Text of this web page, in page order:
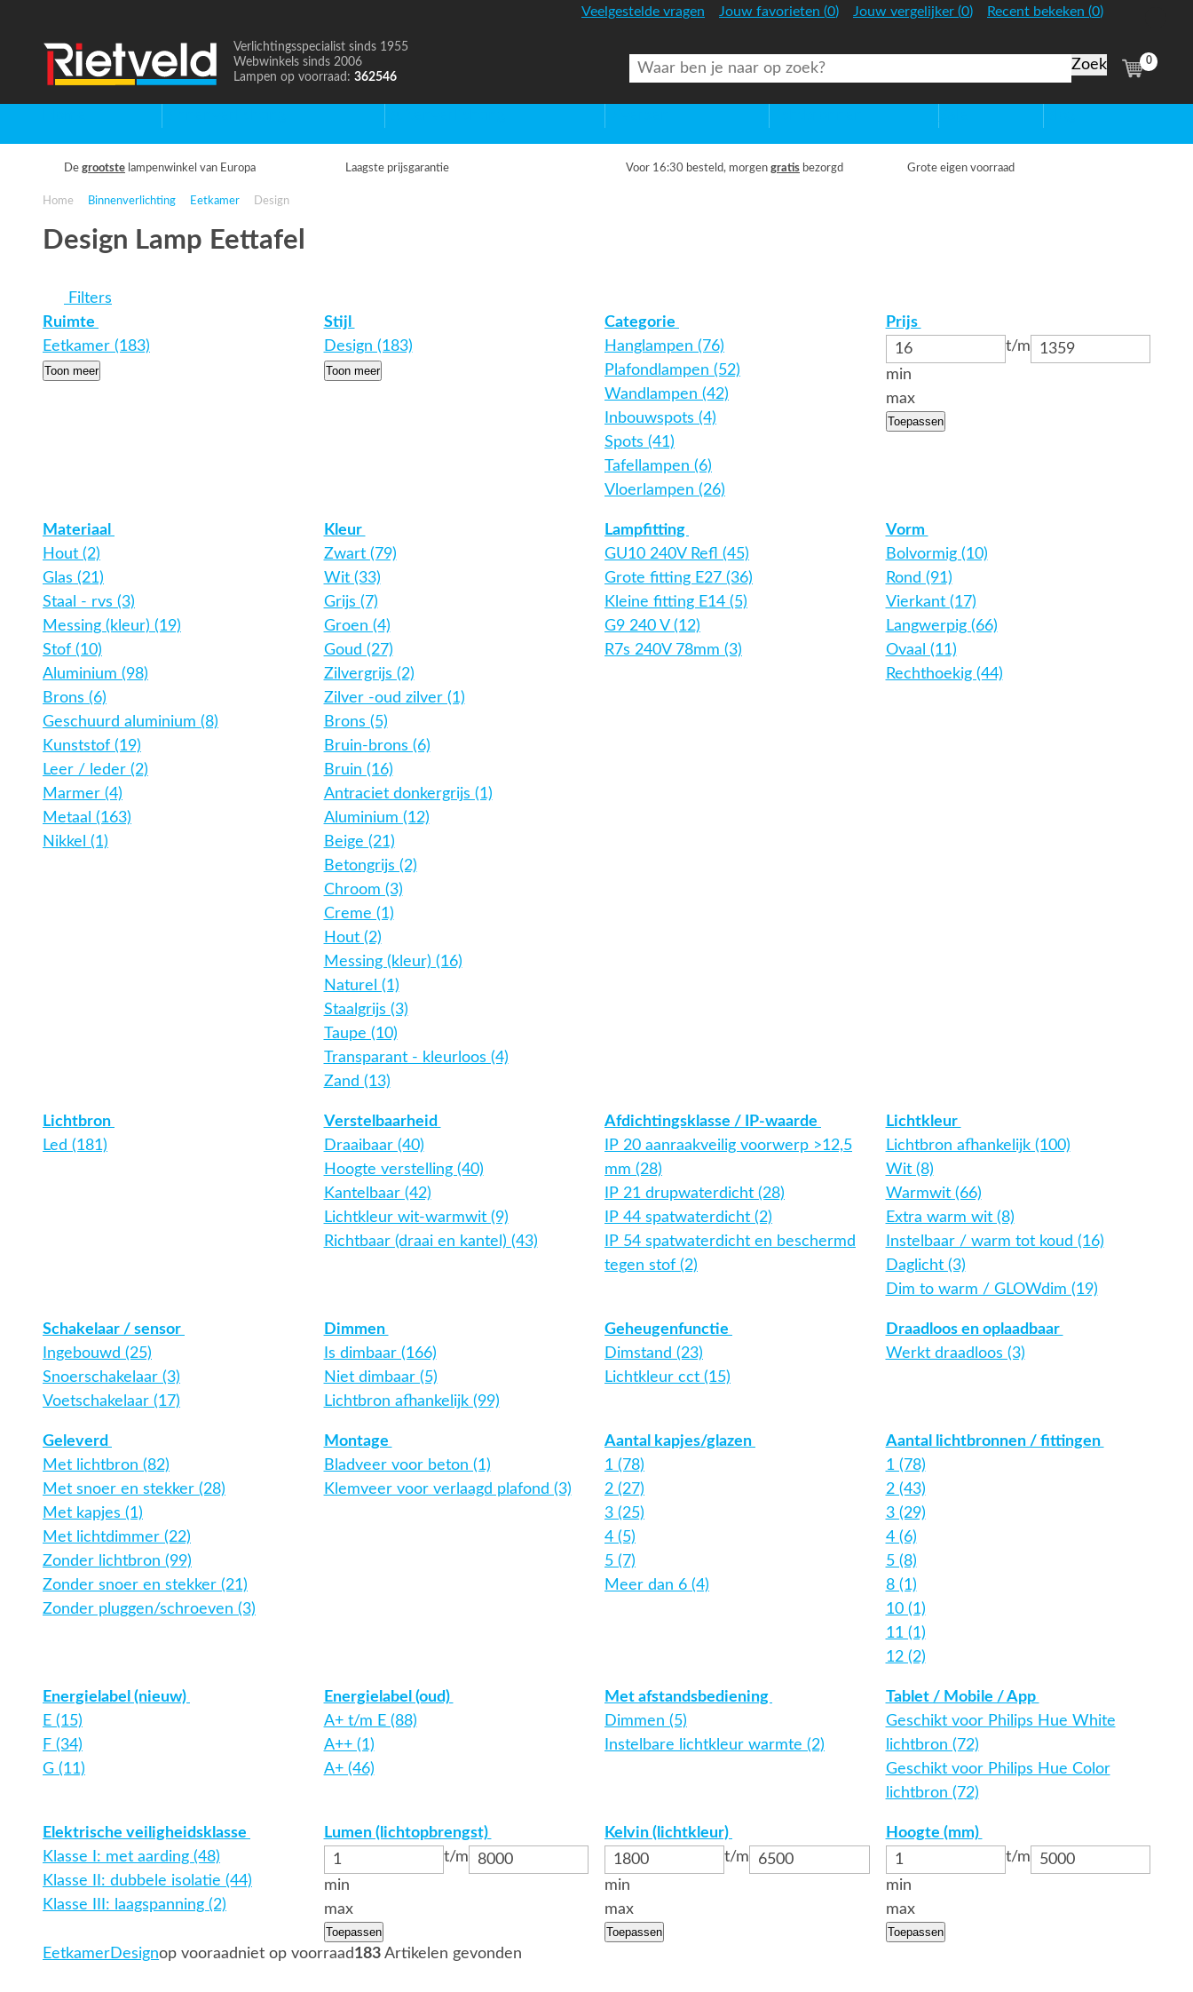
Veelgestelde vragen Jouw favorieten (0) Jouw vergelijker: (0) Recent bekeken (0)
Nederland
Naar
de
Verlichtingsspecialist sinds 1955
Webwinkels sinds 2006
Lampen op voorraad: 362546
(
0
items)
De grootste lampenwinkel van Europa Laagste prijsgarantie Voor 16:30 besteld, morgen gratis bezorgd Grote eigen voorraad
Home Binnenverlichting Eetkamer Design
Design Lamp Eettafel
Filters
Ruimte
Eetkamer (183)
Toon meer
Stijl
Design (183)
Toon meer
Categorie
Hanglampen (76)
Plafondlampen (52)
Wandlampen (42)
Inbouwspots (4)
Spots (41)
Tafellampen (6)
Vloerlampen (26)
Prijs
t/m
min
max
Toepassen
Materiaal
Hout (2)
Glas (21)
Staal - rvs (3)
Messing (kleur) (19)
Stof (10)
Aluminium (98)
Brons (6)
Geschuurd aluminium (8)
Kunststof (19)
Leer / leder (2)
Marmer (4)
Metaal (163)
Nikkel (1)
Kleur
Zwart (79)
Wit (33)
Grijs (7)
Groen (4)
Goud (27)
Zilvergrijs (2)
Zilver -oud zilver (1)
Brons (5)
Bruin-brons (6)
Bruin (16)
Antraciet donkergrijs (1)
Aluminium (12)
Beige (21)
Betongrijs (2)
Chroom (3)
Creme (1)
Hout (2)
Messing (kleur) (16)
Naturel (1)
Staalgrijs (3)
Taupe (10)
Transparant - kleurloos (4)
Zand (13)
Lampfitting
GU10 240V Refl (45)
Grote fitting E27 (36)
Kleine fitting E14 (5)
G9 240 V (12)
R7s 240V 78mm (3)
Vorm
Bolvormig (10)
Rond (91)
Vierkant (17)
Langwerpig (66)
Ovaal (11)
Rechthoekig (44)
Lichtbron
Led (181)
Verstelbaarheid
Draaibaar (40)
Hoogte verstelling (40)
Kantelbaar (42)
Lichtkleur wit-warmwit (9)
Richtbaar (draai en kantel) (43)
Afdichtingsklasse / IP-waarde
IP 20 aanraakveilig voorwerp >12,5
mm (28)
IP 21 drupwaterdicht (28)
IP 44 spatwaterdicht (2)
IP 54 spatwaterdicht en beschermd
tegen stof (2)
Lichtkleur
Lichtbron afhankelijk (100)
Wit (8)
Warmwit (66)
Extra warm wit (8)
Instelbaar / warm tot koud (16)
Daglicht (3)
Dim to warm / GLOWdim (19)
Schakelaar / sensor
Ingebouwd (25)
Snoerschakelaar (3)
Voetschakelaar (17)
Dimmen
Is dimbaar (166)
Niet dimbaar (5)
Lichtbron afhankelijk (99)
Geheugenfunctie
Dimstand (23)
Lichtkleur cct (15)
Draadloos en oplaadbaar
Werkt draadloos (3)
Geleverd
Met lichtbron (82)
Met snoer en stekker (28)
Met kapjes (1)
Met lichtdimmer (22)
Zonder lichtbron (99)
Zonder snoer en stekker (21)
Zonder pluggen/schroeven (3)
Montage
Bladveer voor beton (1)
Klemveer voor verlaagd plafond (3)
Aantal kapjes/glazen
1 (78)
2 (27)
3 (25)
4 (5)
5 (7)
Meer dan 6 (4)
Aantal lichtbronnen / fittingen
1 (78)
2 (43)
3 (29)
4 (6)
5 (8)
8 (1)
10 (1)
11 (1)
12 (2)
Energielabel (nieuw)
E (15)
F (34)
G (11)
Energielabel (oud)
A+ t/m E (88)
A++ (1)
A+ (46)
Met afstandsbediening
Dimmen (5)
Instelbare lichtkleur warmte (2)
Tablet / Mobile / App
Geschikt voor Philips Hue White
lichtbron (72)
Geschikt voor Philips Hue Color
lichtbron (72)
Elektrische veiligheidsklasse
Klasse I: met aarding (48)
Klasse II: dubbele isolatie (44)
Klasse III: laagspanning (2)
Lumen (lichtopbrengst)
t/m
min
max
Toepassen
Kelvin (lichtkleur)
t/m
min
max
Toepassen
Hoogte (mm)
t/m
min
max
Toepassen
EetkamerDesignop vooraadniet op voorraad183 Artikelen gevonden